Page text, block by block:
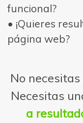
funcional?
• ¡Quieres
página web?
No
Necesitas
a